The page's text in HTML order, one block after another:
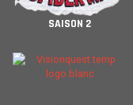
SAISON 2